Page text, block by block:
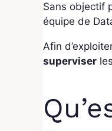
Sans objectif
équipe de
Afin
superviser